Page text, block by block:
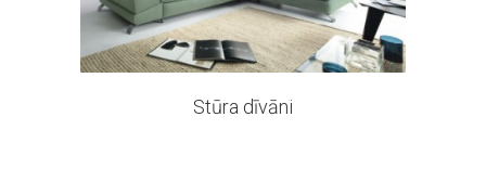
Stūra dīvāni